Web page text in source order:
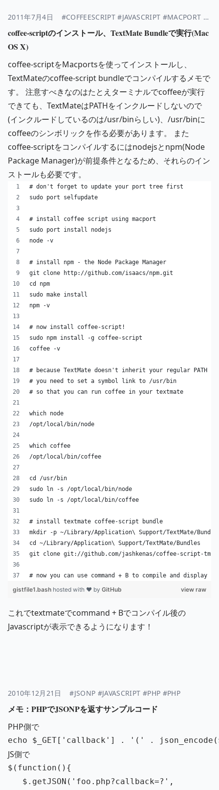
2011年7月4日 #COFFEESCRIPT #JAVASCRIPT #MACPORT
coffee-scriptのインストール、TextMate Bundleで実行(Mac
OS X)
coffee-scriptをMacportsを使ってインストールし、
TextMateのcoffee-script bundleでコンパイルするメモで
す。 注意すべきなのはたとえターミナルでcoffeeが実行
できても、TextMateはPATHをインクルードしないので
(インクルードしているのは/usr/binらしい)、/usr/binに
coffeeのシンボリックを作る必要があります。 また
coffee-scriptをコンパイルするにはnodejsとnpm(Node
Package Manager)が前提条件となるため、それらのイン
ストールも必要です。
# don't forget to update your port tree first
sudo port selfupdate
# install coffee script using macport
sudo port install nodejs
node -v
# install npm - the Node Package Manager
git clone http://github.com/isaacs/npm.git
cd npm
sudo make install
npm -v
# now install coffee-script!
sudo npm install -g coffee-script
coffee -v
# because TextMate doesn't inherit your regular PATH
# you need to set a symbol link to /usr/bin
# so that you can run coffee in your textmate
which node
/opt/local/bin/node
which coffee
/opt/local/bin/coffee
cd /usr/bin
sudo ln -s /opt/local/bin/node
sudo ln -s /opt/local/bin/coffee
# install textmate coffee-script bundle
mkdir -p ~/Library/Application\ Support/TextMate/
cd ~/Library/Application\ Support/TextMate/Bundles
git clone git://github.com/jashkenas/coffee-script-
# now you can use command + B to compile and display
view raw
gistfile1.bash hosted with ❤ by GitHub
これでtextmateでcommand + Bでコンパイル後の
Javascriptが表示できるようになります！
2010年12月21日 #JSONP #JAVASCRIPT #PHP #PHP
メモ：PHPでJSONPを返すサンプルコード
PHP側で
echo $_GET[ 'callback' ] . '(' . json_encode (
JS側で
$ ( function (){
$ . getJSON ( ' foo.php?callback=? ' ,